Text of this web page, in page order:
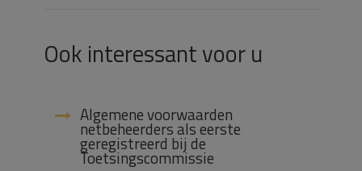
Ook interessant voor u
Algemene voorwaarden
netbeheerders als eerste
geregistreerd bij de
Toetsingscommissie